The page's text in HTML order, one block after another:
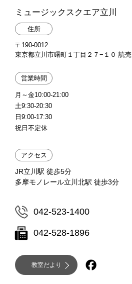
ミュージックスクエア立川
住所
〒190-0012
東京都立川市曙町１丁目２７−１０ 読売
営業時間
月～金10:00-21:00
土9:30-20:30
日9:00-17:30
祝日不定休
アクセス
JR立川駅 徒歩5分
多摩モノレール立川北駅 徒歩3分
042-523-1400
042-528-1896
教室だより